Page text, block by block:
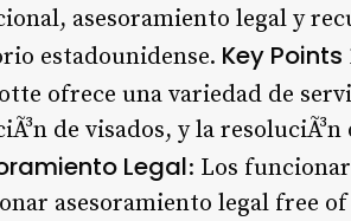
asesoramiento legal y
estadounidense. Key Points
ofrece una variedad de
de visados, y la
Legal: Los
asesoramiento legal free